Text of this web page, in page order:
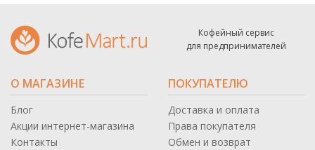
Кофейный сервис
для предпринимателей
О МАГАЗИНЕ
Блог
Акции интернет-магазина
Контакты
ПОКУПАТЕЛЮ
Доставка и оплата
Права покупателя
Обмен и возврат